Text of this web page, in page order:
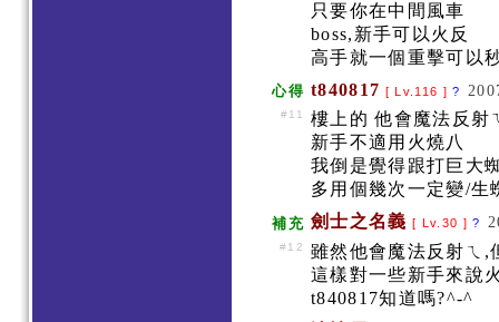
只要你在中間風車
boss,新手可以火反
高手就一個重擊可以
心得 t840817 [ Lv.116 ]?
#11
樓上的 他會魔法反射
新手不適用火燒八
我倒是覺得跟打巨大
多用個幾次一定變/生
補充 劍士之名義 [ Lv.30 ]?
#12
雖然他會魔法反射ㄟ
這樣對一些新手來說
t840817知道嗎?^-^